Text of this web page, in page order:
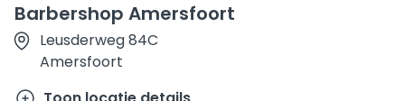
Barbershop Amersfoort
Leusderweg 84C
Amersfoort